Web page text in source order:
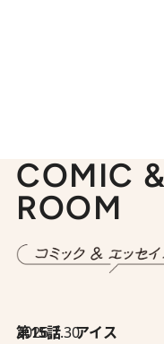
COMIC
ROOM
2026.7.30
第15話 アイス